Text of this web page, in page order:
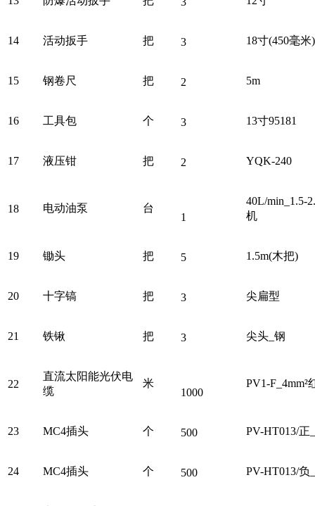
14 活动扳手 把 3 18寸(450毫米)
15 钢卷尺 把 2 5m
16 工具包 个 3 13寸95181
17 液压钳 把 2 YQK-240
18 电动油泵 台
1
40L/min_1.5-
机
19 锄头 把 5 1.5m(木把)
20 十字镐 把 3 尖扁型
21 铁锹 把 3 尖头_钢
22
直流太阳能光伏电
缆
米
1000
PV1-F_4mm²
23 MC4插头 个 500 PV-HT013/正
24 MC4插头 个 500 PV-HT013/负